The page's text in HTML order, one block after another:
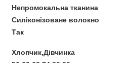
Непромокальна тканина
Силіконізоване волокно
Так
Хлопчик,Дівчинка